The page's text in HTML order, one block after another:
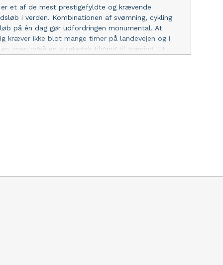
ikke får bygget den nødvendige udholdenhed
tilbyder et træningsprogram, der er målrettet den
styrker, svagheder og hverdag. Med denne tilgang
både effektiv og bæredygtig. Balancen mellem
Ironman-træning handler ikke kun om fysisk
er et af de mest prestigefyldte og krævende
i verden. Kombinationen af svømning, cykling
på én dag gør udfordringen monumental. At
kræver ikke blot mange timer på landevejen og i
men også en strategisk tilgang til træning. Et